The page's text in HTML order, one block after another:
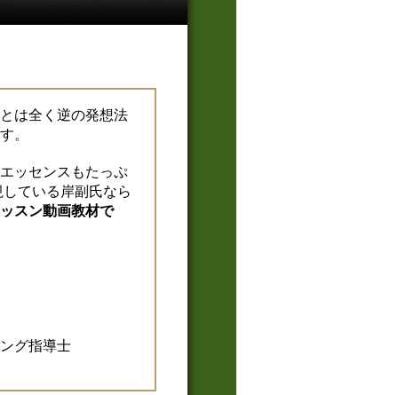
は全く逆の発想法
。
ッセンスもたっぷ
ている岸副氏なら
スン動画教材で
ング指導士